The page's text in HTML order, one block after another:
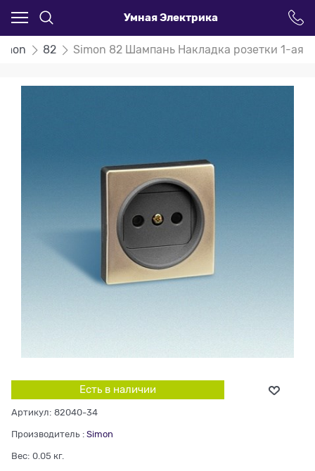
Умная Электрика
82 Simon 82 Шампань Накладка розетки 1-ая
Есть в наличии
Артикул: 82040-34
Производитель : Simon
Вес: 0.05 кг.